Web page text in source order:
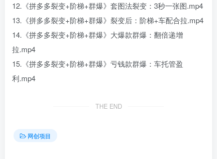
12.《拼多多裂变+阶梯+群爆》套图法裂变：3秒一张图.mp4
13.《拼多多裂变+阶梯+群爆》裂变后：阶梯+车配合拉.mp4
14.《拼多多裂变+阶梯+群爆》大爆款群爆：翻倍递增
拉.mp4
15.《拼多多裂变+阶梯+群爆》亏钱款群爆：车托管盈
利.mp4
THE END
网创项目